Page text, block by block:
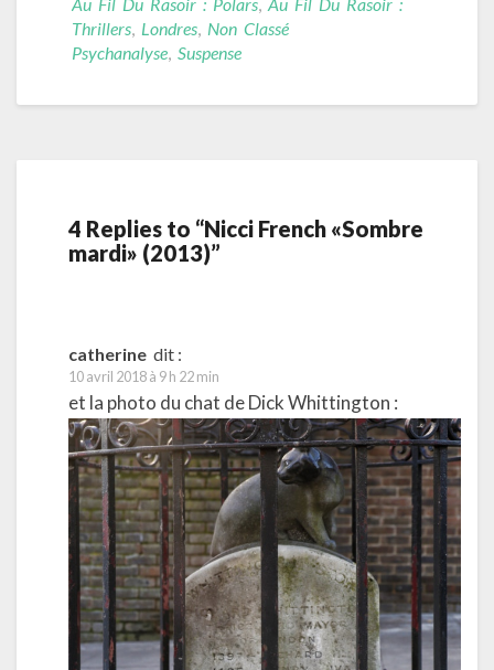
Thrillers Londres Non Classé
Psychanalyse Suspense
4 Replies to “Nicci French «Sombre
mardi» (2013)”
catherine dit :
10 avril 2018 à 9 h 22 min
et la photo du chat de Dick Whittington :